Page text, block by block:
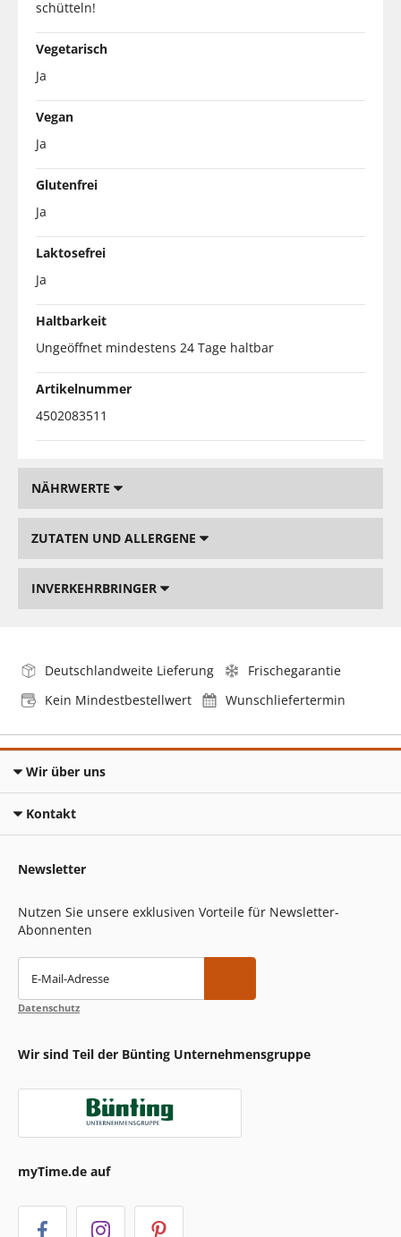
schütteln!
Vegetarisch
Ja
Vegan
Ja
Glutenfrei
Ja
Laktosefrei
Ja
Haltbarkeit
Ungeöffnet mindestens 24 Tage haltbar
Artikelnummer
4502083511
NÄHRWERTE
ZUTATEN UND ALLERGENE
INVERKEHRBRINGER
Deutschlandweite Lieferung
Frischegarantie
Kein Mindestbestellwert
Wunschliefertermin
Wir über uns
Kontakt
Newsletter
Nutzen Sie unsere exklusiven Vorteile für Newsletter-
Abonnenten
E-Mail-Adresse
Datenschutz
Wir sind Teil der Bünting Unternehmensgruppe
myTime.de auf